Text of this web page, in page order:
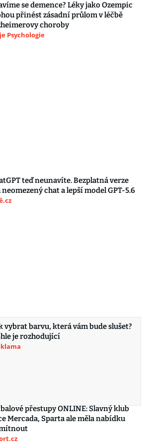
se demence? Léky jako Ozempic
přinést zásadní průlom v léčbě
choroby
Psychologie
teď neunavíte. Bezplatná verze
neomezený chat a lepší model GPT-5.6
vybrat barvu, která vám bude slušet?
je rozhodující
přestupy ONLINE: Slavný klub
Mercada, Sparta ale měla nabídku